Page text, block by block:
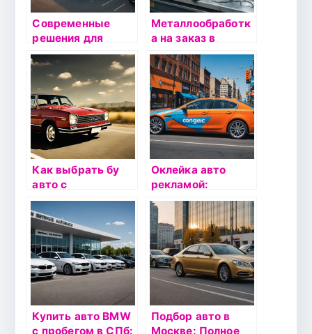
Современные
решения для
автодоставки: как
выбрать
надежного
партнера
Металлообработк
а на заказ в
Москве: Как
выбрать
надежного
партнера
Как выбрать бу
авто с
минимальным
расходом
топлива:
экономные
варианты
Оклейка авто
рекламой:
продвижение на
колесах
Купить авто BMW
с пробегом в СПб:
Подбор авто в
Москве: Полное